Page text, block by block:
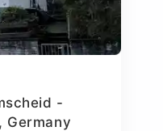
-
Germany